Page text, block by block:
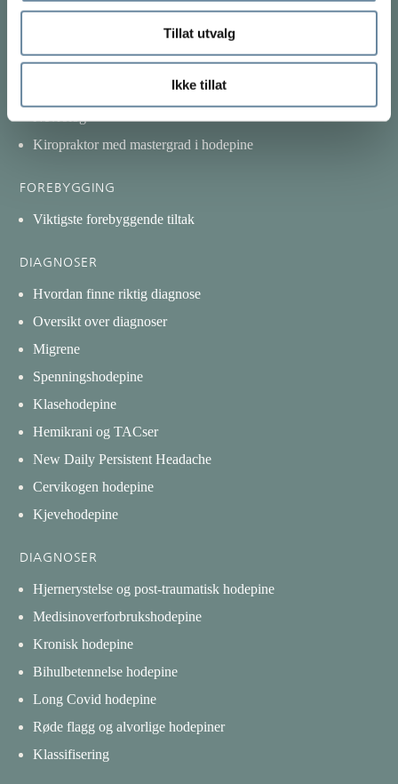
Tillat utvalg
Ikke tillat
Hvilken behandling kan du få?
Fysisk konsultasjon på klinikk
Online konsultasjon
Kiropraktor med mastergrad i hodepine
FOREBYGGING
Viktigste forebyggende tiltak
DIAGNOSER
Hvordan finne riktig diagnose
Oversikt over diagnoser
Migrene
Spenningshodepine
Klasehodepine
Hemikrani og TACser
New Daily Persistent Headache
Cervikogen hodepine
Kjevehodepine
DIAGNOSER
Hjernerystelse og post-traumatisk hodepine
Medisinoverforbrukshodepine
Kronisk hodepine
Bihulbetennelse hodepine
Long Covid hodepine
Røde flagg og alvorlige hodepiner
Klassifisering